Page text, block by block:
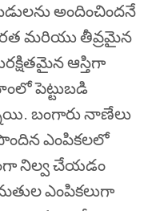
అందించిందనే
మరియు తీవ్రమైన
ఆస్తిగా
పెట్టుబడి
బంగారు నాణేలు
ఎంపికలలో
నిల్వ చేయడం
ఎంపికలుగా